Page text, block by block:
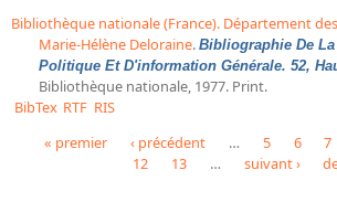
Bibliothèque nationale (France). Département
Marie-Hélène Deloraine. Bibliographie De
Politique Et D'information Générale. 52,
Bibliothèque nationale, 1977. Print.
BibTex RTF RIS
« premier ‹ précédent … 5 6 7
12
13 … suivant ›